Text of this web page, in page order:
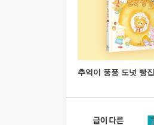
추억이 퐁퐁 도넛 빵집